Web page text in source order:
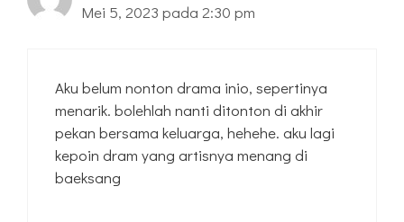
Mei 5, 2023 pada 2:30 pm
Aku belum nonton drama inio, sepertinya
menarik. bolehlah nanti ditonton di akhir
pekan bersama keluarga, hehehe. aku lagi
kepoin dram yang artisnya menang di
baeksang